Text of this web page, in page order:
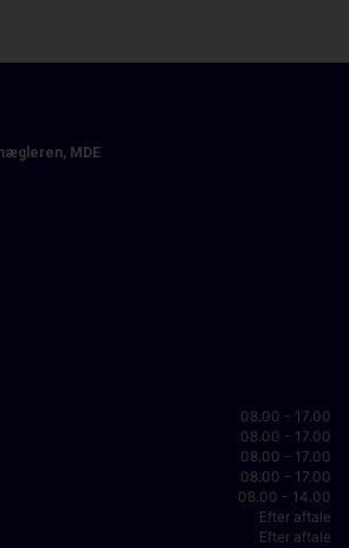
MDE
08.00 - 17.00
08.00 - 17.00
08.00 - 17.00
08.00 - 17.00
08.00 - 14.00
Efter aftale
Efter aftale